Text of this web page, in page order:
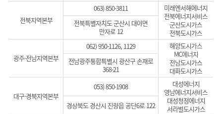
전북지역본부
063) 850-3811
미래엔서해에너지
전북에너지서비스
군산도시가스
전북도시가스
전북특별자치도 군산시 대야면
만자로 12
광주·전남지역본부
062) 950-1126, 1129
해양도시가스
MC에너지
전남도시가스
대화도시가스
전남광주통합특별시 광산구 손재로
368-21
대구·경북지역본부
053) 850-1908
대성에너지
영남에너지서비스
대성청정에너지
서라벌도시가스
경상북도 경산시 진량읍 공단6로 122